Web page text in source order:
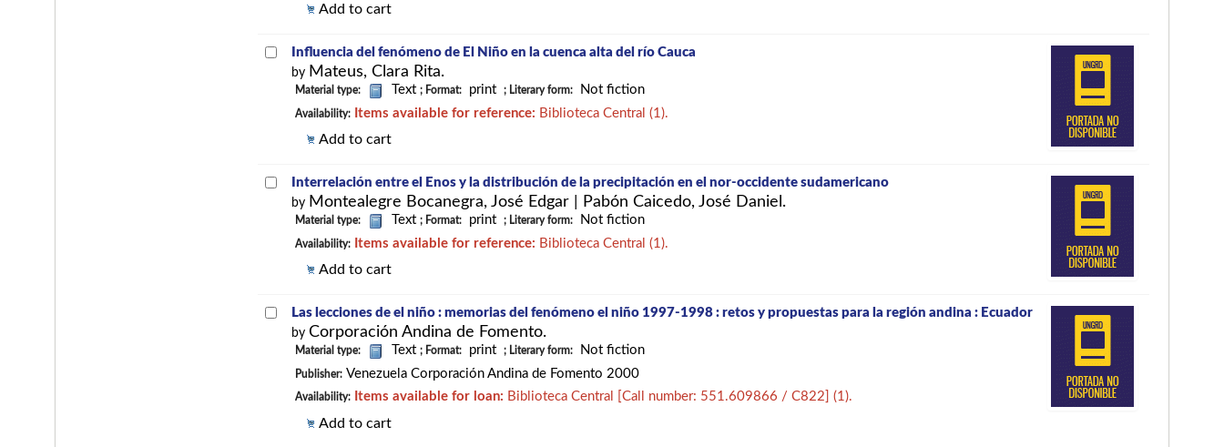
Add to cart
Influencia del fenómeno de El Niño en la cuenca alta del río Cauca
by Mateus, Clara Rita.
Material type: Text ; Format: print ; Literary form: Not fiction
Availability: Items available for reference: Biblioteca Central (1).
Add to cart
Interrelación entre el Enos y la distribución de la precipitación en el nor-occidente sudamericano
by Montealegre Bocanegra, José Edgar Pabón Caicedo, José Daniel.
Material type: Text ; Format: print ; Literary form: Not fiction
Availability: Items available for reference: Biblioteca Central (1).
Add to cart
Las lecciones de el niño : memorias del fenómeno el niño 1997-1998 : retos y propuestas para la región andina : Ecuador
byCorporación Andina de Fomento.
Material type: Text ; Format: print ; Literary form: Not fiction
Publisher: Venezuela Corporación Andina de Fomento 2000
Availability: Items available for loan: Biblioteca Central [Call number: 551.609866 / C822 ](1).
Add to cart